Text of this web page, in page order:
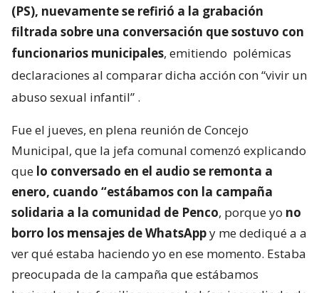
(PS), nuevamente se refirió a la grabación
filtrada sobre una conversación que sostuvo con
funcionarios municipales, emitiendo polémicas
declaraciones al comparar dicha acción con “vivir un
abuso sexual infantil” .
Fue el jueves, en plena reunión de Concejo
Municipal, que la jefa comunal comenzó explicando
que lo conversado en el audio se remonta a
enero, cuando “estábamos con la campaña
solidaria a la comunidad de Penco, porque yo no
borro los mensajes de WhatsAppy me dediqué a a
ver qué estaba haciendo yo en ese momento. Estaba
preocupada de la campaña que estábamos